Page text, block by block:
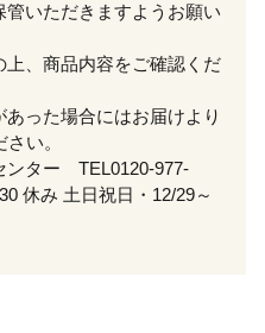
いただきますようお願い
、商品内容をご確認くだ
った場合にはお届けより
い。
ンター TEL0120-977-
休み 土日祝日・12/29～